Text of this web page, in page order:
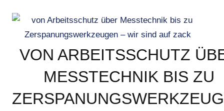
Inhalt
springen
VON ARBEITSSCHUTZ
MESSTECHNIK BIS ZU